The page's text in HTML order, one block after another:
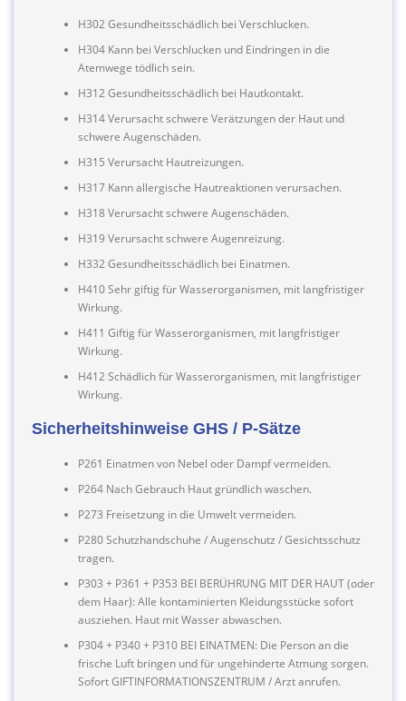
H302 Gesundheitsschädlich bei Verschlucken.
H304 Kann bei Verschlucken und Eindringen in die
Atemwege tödlich sein.
H312 Gesundheitsschädlich bei Hautkontakt.
H314 Verursacht schwere Verätzungen der Haut und
schwere Augenschäden.
H315 Verursacht Hautreizungen.
H317 Kann allergische Hautreaktionen verursachen.
H318 Verursacht schwere Augenschäden.
H319 Verursacht schwere Augenreizung.
H332 Gesundheitsschädlich bei Einatmen.
H410 Sehr giftig für Wasserorganismen, mit langfristiger
Wirkung.
H411 Giftig für Wasserorganismen, mit langfristiger
Wirkung.
H412 Schädlich für Wasserorganismen, mit langfristiger
Wirkung.
Sicherheitshinweise GHS / P-Sätze
P261 Einatmen von Nebel oder Dampf vermeiden.
P264 Nach Gebrauch Haut gründlich waschen.
P273 Freisetzung in die Umwelt vermeiden.
P280 Schutzhandschuhe / Augenschutz / Gesichtsschutz
tragen.
P303 + P361 + P353 BEI BERÜHRUNG MIT DER HAUT (oder
dem Haar): Alle kontaminierten Kleidungsstücke sofort
ausziehen. Haut mit Wasser abwaschen.
P304 + P340 + P310 BEI EINATMEN: Die Person an die
frische Luft bringen und für ungehinderte Atmung sorgen.
Sofort GIFTINFORMATIONSZENTRUM / Arzt anrufen.